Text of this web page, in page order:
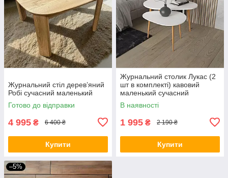
Журнальний стіл дерев’яний
Робі сучасний маленький
Готово до відправки
4 995 ₴ 6 400 ₴
Купити
Журнальний столик Лукас (2
шт в комплекті) кавовий
маленький сучасний
овальний столик з ДСП для
вітальні спальні або кімнати
В наявності
1 995 ₴ 2 190 ₴
Купити
–5%